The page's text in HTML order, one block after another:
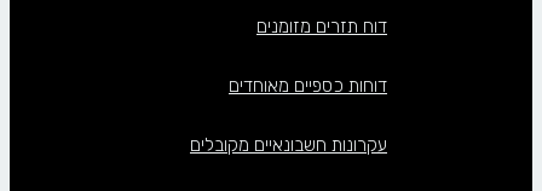
דוח תזרים מזומנים
דוחות כספיים מאוחדים
עקרונות חשבונאיים מקובלים